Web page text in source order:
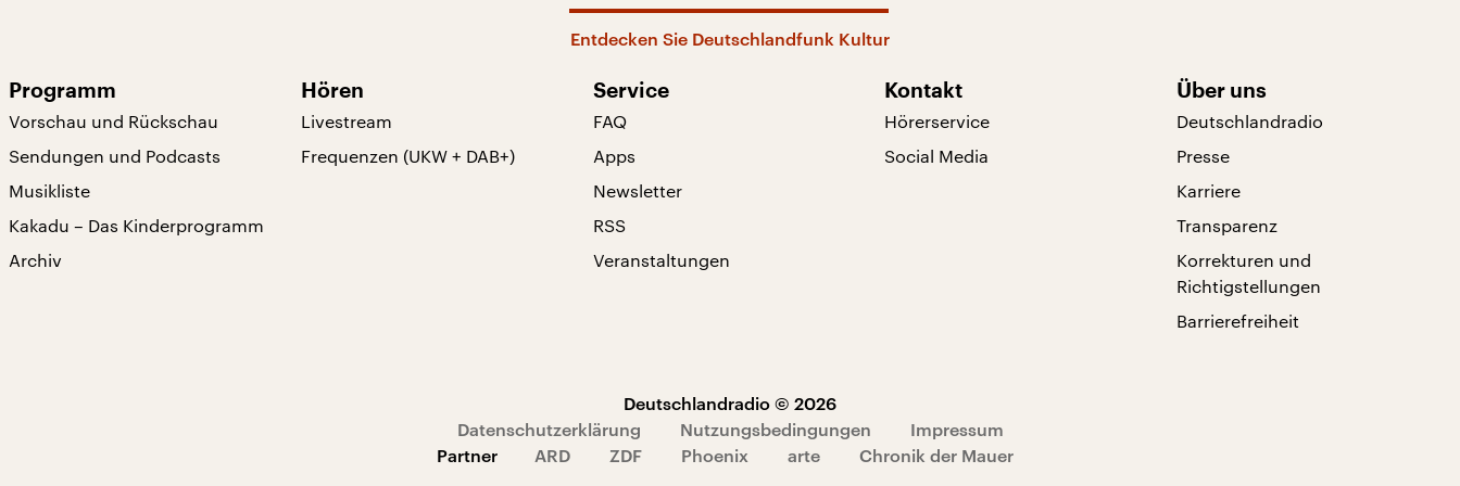
Entdecken Sie Deutschlandfunk Kultur
Programm
Vorschau und Rückschau
Sendungen und Podcasts
Musikliste
Kakadu – Das Kinderprogramm
Archiv
Hören
Livestream
Frequenzen (UKW + DAB+)
Service
FAQ
Apps
Newsletter
RSS
Veranstaltungen
Kontakt
Hörerservice
Social Media
Über uns
Deutschlandradio
Presse
Karriere
Transparenz
Korrekturen und
Richtigstellungen
Barrierefreiheit
Deutschlandradio © 2026
Datenschutzerklärung
Nutzungsbedingungen
Impressum
Partner
ARD ZDF Phoenix arte Chronik der Mauer